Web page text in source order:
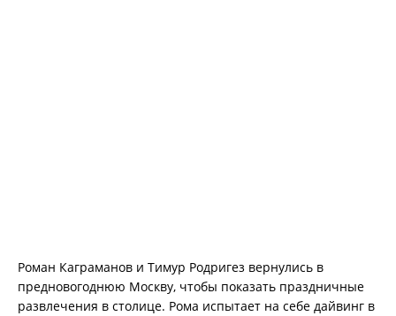
Роман Каграманов и Тимур Родригез вернулись в
предновогоднюю Москву, чтобы показать праздничные
развлечения в столице. Рома испытает на себе дайвинг в